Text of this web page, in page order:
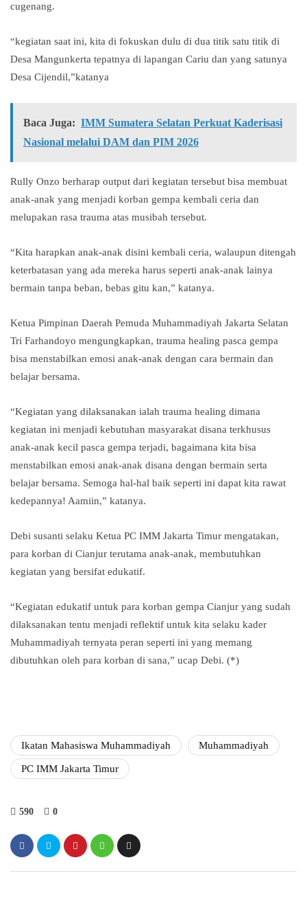
cugenang.
“kegiatan saat ini, kita di fokuskan dulu di dua titik satu titik di
Desa Mangunkerta tepatnya di lapangan Cariu dan yang satunya
Desa Cijendil,”katanya
Baca Juga: IMM Sumatera Selatan Perkuat Kaderisasi
Nasional melalui DAM dan PIM 2026
Rully Onzo berharap output dari kegiatan tersebut bisa membuat
anak-anak yang menjadi korban gempa kembali ceria dan
melupakan rasa trauma atas musibah tersebut.
“Kita harapkan anak-anak disini kembali ceria, walaupun ditengah
keterbatasan yang ada mereka harus seperti anak-anak lainya
bermain tanpa beban, bebas gitu kan,” katanya.
Ketua Pimpinan Daerah Pemuda Muhammadiyah Jakarta Selatan
Tri Farhandoyo mengungkapkan, trauma healing pasca gempa
bisa menstabilkan emosi anak-anak dengan cara bermain dan
belajar bersama.
“Kegiatan yang dilaksanakan ialah trauma healing dimana
kegiatan ini menjadi kebutuhan masyarakat disana terkhusus
anak-anak kecil pasca gempa terjadi, bagaimana kita bisa
menstabilkan emosi anak-anak disana dengan bermain serta
belajar bersama. Semoga hal-hal baik seperti ini dapat kita rawat
kedepannya! Aamiin,” katanya.
Debi susanti selaku Ketua PC IMM Jakarta Timur mengatakan,
para korban di Cianjur terutama anak-anak, membutuhkan
kegiatan yang bersifat edukatif.
“Kegiatan edukatif untuk para korban gempa Cianjur yang sudah
dilaksanakan tentu menjadi reflektif untuk kita selaku kader
Muhammadiyah ternyata peran seperti ini yang memang
dibutuhkan oleh para korban di sana,” ucap Debi. (*)
Ikatan Mahasiswa Muhammadiyah Muhammadiyah
PC IMM Jakarta Timur
590 0